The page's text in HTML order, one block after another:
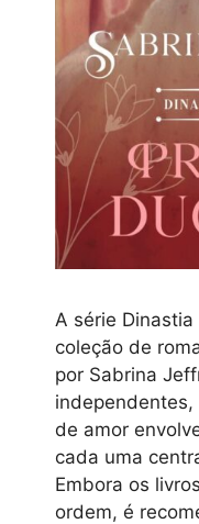
A série
coleção de
por Sabrina
de amor
cada uma
Embora os
ordem, é